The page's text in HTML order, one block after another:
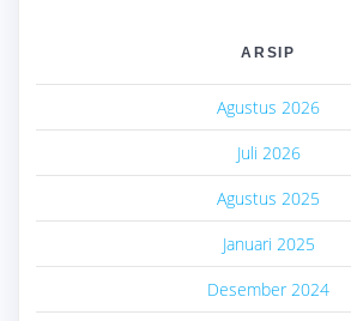
ARSIP
Agustus 2026
Juli 2026
Agustus 2025
Januari 2025
Desember 2024